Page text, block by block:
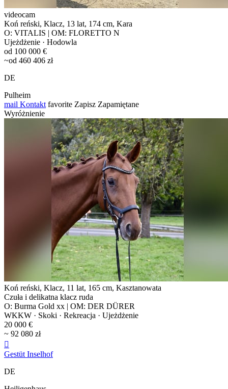
videocam
Koń reński, Klacz, 13 lat, 174 cm, Kara
O: VITALIS | OM: FLORETTO N
Ujeżdżenie · Hodowla
od 100 000 €
~od 460 406 zł
DE
Pulheim
mail Kontakt favorite Zapisz Zapamiętane
Wyróżnienie
Koń reński, Klacz, 11 lat, 165 cm, Kasztanowata
Czuła i delikatna klacz ruda
O: Burma Gold xx | OM: DER DÜRER
WKKW · Skoki · Rekreacja · Ujeżdżenie
20 000 €
~ 92 080 zł

Gestüt Inselhof
DE